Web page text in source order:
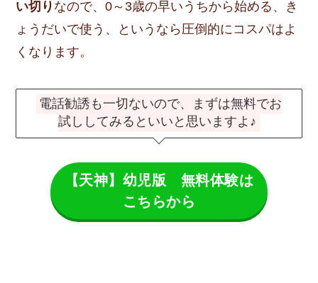
い切り なので、0～3歳の早いうちから始める、き
ょうだいで使う、というなら圧倒的にコスパはよ
くなります。
電話勧誘も一切ないので、まずは無料でお
試ししてみるといいと思いますよ♪
【天神】幼児版 無料体験は
こちらから